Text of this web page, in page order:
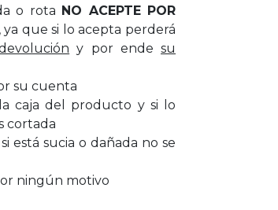
o rota NO ACEPTE POR
ya que si lo acepta perderá
y por endesu
su cuenta
caja del producto y si lo
cortada
está sucia o dañada no se
ningún motivo